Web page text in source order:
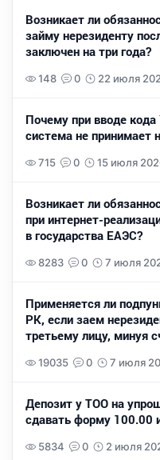
Возникает ли
займу нерезиденту
заключен на три года?
148 0 22 июля
Почему при вводе
система не принимает
715 0 15 июля
Возникает ли
при интернет-
в государства ЕАЭС?
8283 0 7 июля
Применяется ли
РК, если заем
третьему лицу, минуя
19035 0 7 июля
Депозит у ТОО на
сдавать форму 100.00
5834 0 2 июля